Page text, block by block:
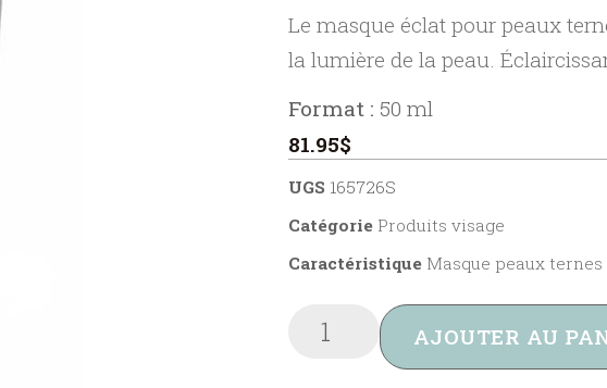
Le masque éclat pour peaux
la lumière de la peau.
Format : 50 ml
81.95$
UGS 165726S
Catégorie Produits visage
Caractéristique Masque peaux ternes
AJOUTER AU